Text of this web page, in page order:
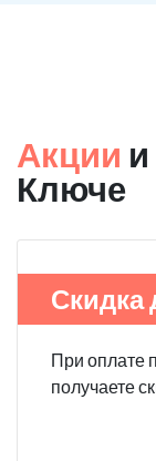
Акции
Ключе
Скидка
При оплате
получаете